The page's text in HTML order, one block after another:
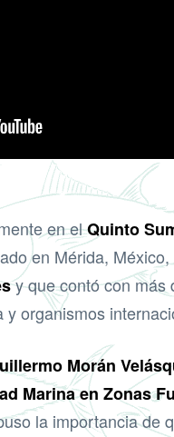
en elQuinto
en Mérida,
y que contó con más
organismos
Morán
Marina en Zonas
la importancia de